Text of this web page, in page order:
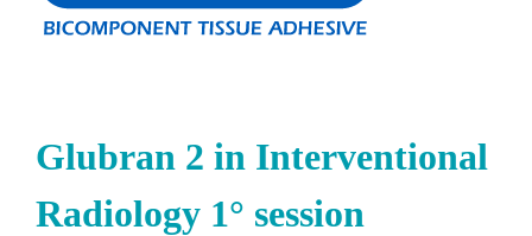
Glubran 2 in Interventional
Radiology 1° session